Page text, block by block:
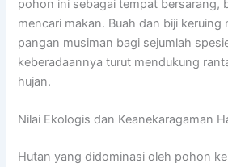
pohon ini sebagai tempat bersarang,
mencari makan. Buah dan biji keruing
pangan musiman bagi sejumlah
keberadaannya turut mendukung
hujan.
Nilai Ekologis dan Keanekaragaman
Hutan yang didominasi oleh pohon